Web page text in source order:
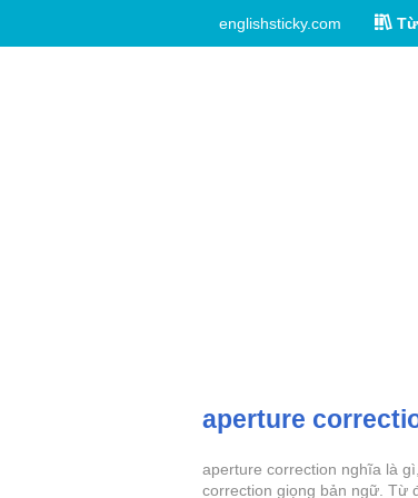
englishsticky.com
aperture
aperture correction nghĩa là
correction giọng bản ngữ. Từ